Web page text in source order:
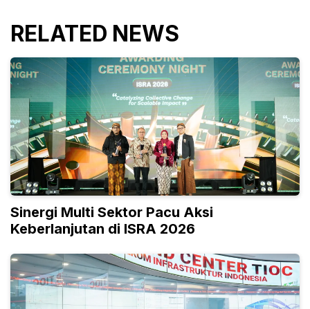
RELATED NEWS
Sinergi Multi Sektor Pacu Aksi
Keberlanjutan di ISRA 2026